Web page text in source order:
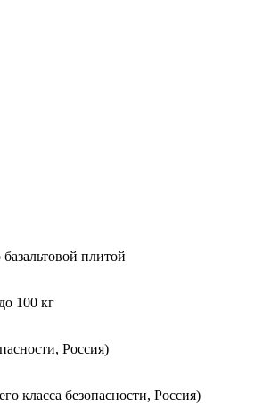
плитой
100 кг
Россия)
класса безопасности, Россия)